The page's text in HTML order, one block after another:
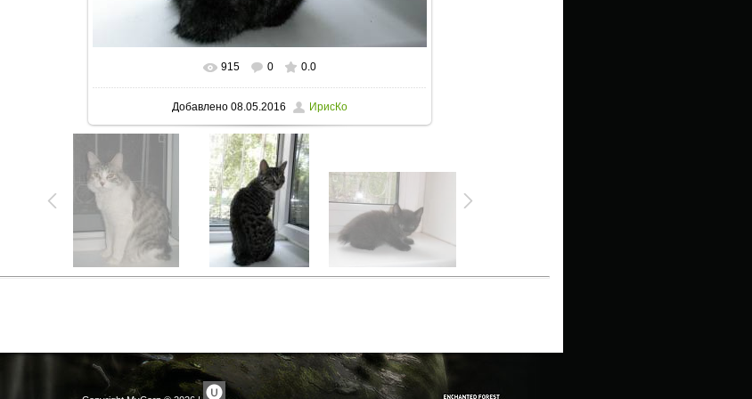
В реальном размере 768x1024
915 0 0.0
Добавлено08.05.2016 ИрисКо